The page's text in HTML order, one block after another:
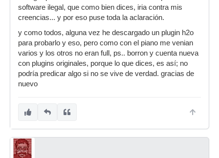
básicos. Me ha parecido moralmente
contradictorio, eso es todo. Evidentemente yo
pero nunca para hacer nada que no sea
aprender a manejarlo. Cuando he cobrado por
trabajos, o he publicado algo, aunque sea sin
cobrar y por el mero hecho de darlo a conocer,
me he comprado las herramientas, y cuando he
como si en la congregación de mi barrio
para cantar los salmos.
software ilegal, que como bien dices, iria contra mis
creencias... y por eso puse toda la aclaración.
y como todos, alguna vez he descargado un plugin h2o
para probarlo y eso, pero como con el piano me venian
varios y los otros no eran full, ps.. borron y cuenta nueva
con plugins originales, porque lo que dices, es así; no
podría predicar algo si no se vive de verdad. gracias de
nuevo